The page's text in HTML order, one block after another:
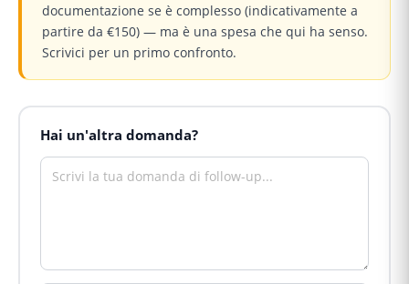
documentazione se è complesso (indicativamente a
partire da €150) — ma è una spesa che qui ha senso.
Scrivici per un primo confronto.
Hai un'altra domanda?